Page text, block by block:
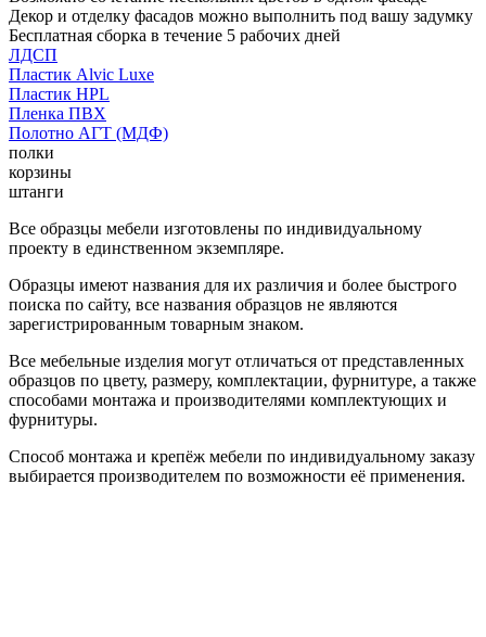
Декор и отделку фасадов можно выполнить под вашу задумку
Бесплатная сборка в течение 5 рабочих дней
ЛДСП
Пластик Alvic Luxe
Пластик HPL
Пленка ПВХ
Полотно АГТ (МДФ)
полки
корзины
штанги
Все образцы мебели изготовлены по индивидуальному
проекту в единственном экземпляре.
Образцы имеют названия для их различия и более быстрого
поиска по сайту, все названия образцов не являются
зарегистрированным товарным знаком.
Все мебельные изделия могут отличаться от представленных
образцов по цвету, размеру, комплектации, фурнитуре, а также
способами монтажа и производителями комплектующих и
фурнитуры.
Способ монтажа и крепёж мебели по индивидуальному заказу
выбирается производителем по возможности её применения.